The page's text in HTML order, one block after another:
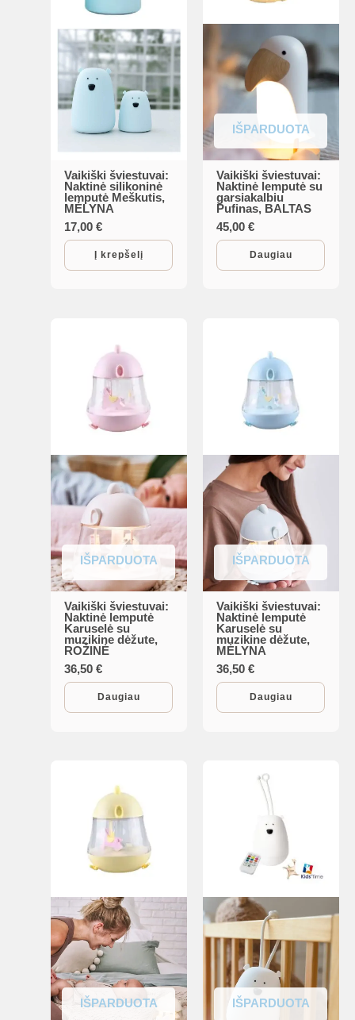
Vaikiški šviestuvai:
Naktinė silikoninė
lemputė Meškutis,
MĖLYNA
17,00€
Į krepšelį
IŠPARDUOTA
Vaikiški šviestuvai:
Naktinė lemputė su
garsiakalbiu
Pufinas, BALTAS
45,00€
Daugiau
IŠPARDUOTA
Vaikiški šviestuvai:
Naktinė lemputė
Karuselė su
muzikine dėžute,
ROŽINĖ
36,50€
Daugiau
IŠPARDUOTA
Vaikiški šviestuvai:
Naktinė lemputė
Karuselė su
muzikine dėžute,
MĖLYNA
36,50€
Daugiau
IŠPARDUOTA IŠPARDUOTA